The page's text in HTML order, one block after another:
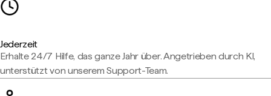
Jederzeit
Erhalte 24/7 Hilfe, das ganze Jahr über. Angetrieben durch KI,
unterstützt von unserem Support-Team.